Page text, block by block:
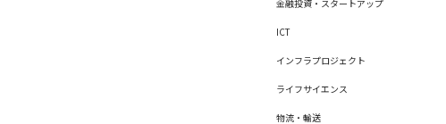
金融投資・スタートアップ
ICT
インフラプロジェクト
ライフサイエンス
物流・輸送